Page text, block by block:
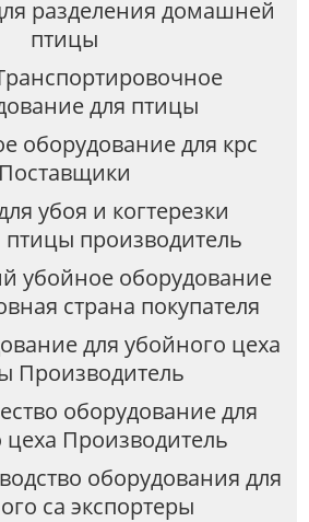
разделения домашней
птицы
для птицы
оборудование для крс
Поставщики
убоя и когтерезки
производитель
убойное оборудование
страна покупателя
для убойного цеха
Производитель
оборудование для
Производитель
оборудования для
са экспортеры